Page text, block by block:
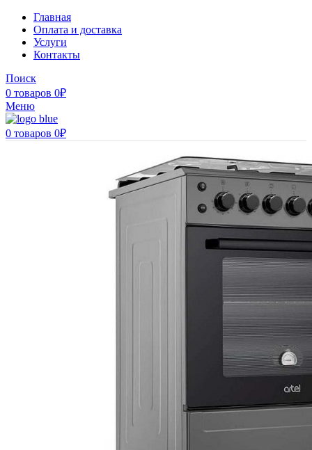
Главная
Оплата и доставка
Услуги
Контакты
Поиск
0 товаров 0₽
Меню
0 товаров 0₽